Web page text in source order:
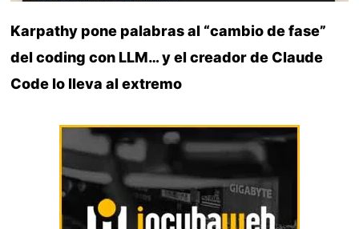
Karpathy pone palabras al “cambio de fase”
del coding con LLM… y el creador de Claude
Code lo lleva al extremo